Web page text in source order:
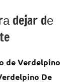
dejar dе
dе Verdelpino
De